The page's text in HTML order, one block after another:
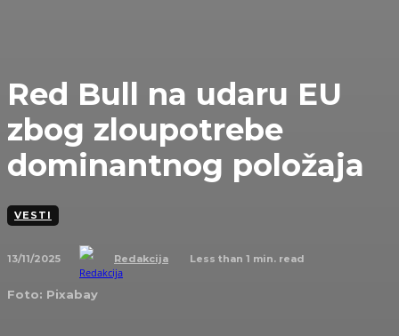
Red Bull na udaru EU
zbog zloupotrebe
dominantnog položaja
VESTI
13/11/2025 Redakcija Less than 1 min. read
Foto: Pixabay